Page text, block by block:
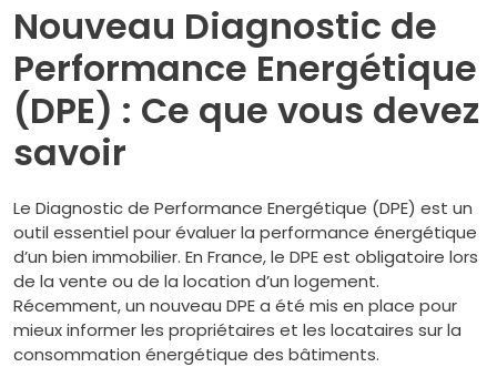
Nouveau Diagnostic de
Performance Energétique
(DPE) : Ce que vous devez
savoir
Le Diagnostic de Performance Energétique (DPE) est un
outil essentiel pour évaluer la performance énergétique
d’un bien immobilier. En France, le DPE est obligatoire lors
de la vente ou de la location d’un logement.
Récemment, un nouveau DPE a été mis en place pour
mieux informer les propriétaires et les locataires sur la
consommation énergétique des bâtiments.